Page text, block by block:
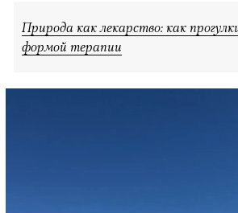
Природа как лекарство: как
формой терапии